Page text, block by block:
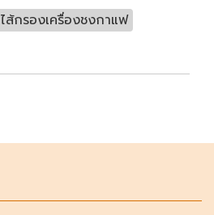
ไส้กรองเครื่องชงกาแฟ